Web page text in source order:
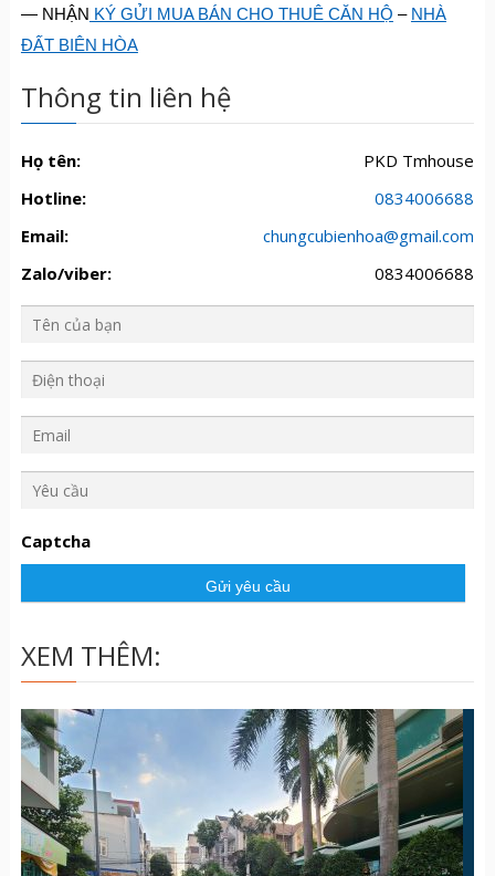
— NHẬN KÝ GỬI MUA BÁN CHO THUÊ CĂN HỘ – NHÀ
ĐẤT BIÊN HÒA
Thông tin liên hệ
Họ tên:
PKD Tmhouse
Hotline:
0834006688
Email:
chungcubienhoa@gmail.com
Zalo/viber:
0834006688
c
ầ
Captcha
XEM THÊM: